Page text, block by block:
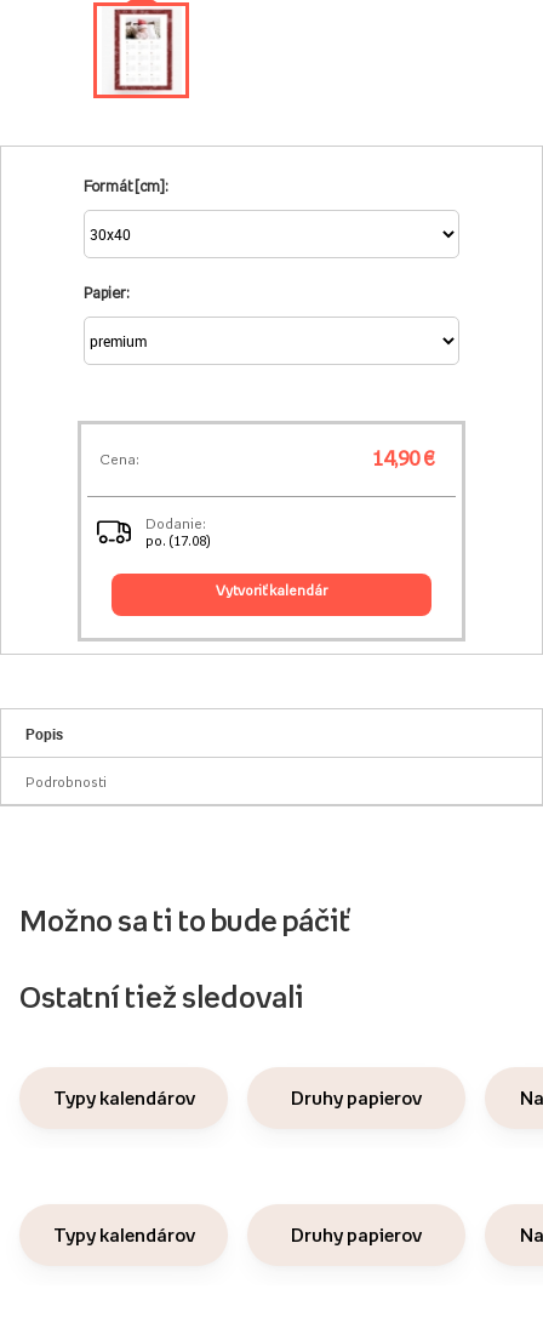
Formát [cm]:
Papier:
Cena: 14,90 €
Dodanie:
po. (17.08)
vytvoriť kalendár
Popis
Podrobnosti
Možno sa ti to bude páčiť
Ostatní tiež sledovali
Typy kalendárov Druhy papierov
Typy kalendárov Druhy papierov